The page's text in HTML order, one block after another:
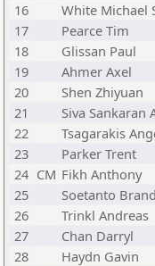
16
White Michael
17
Pearce Tim
18
Glissan Paul
19
Ahmer Axel
20
Shen Zhiyuan
21
Siva Sankaran
22
Tsagarakis
23
Parker Trent
24 CM Fikh Anthony
25
Soetanto
26
Trinkl Andreas
27
Chan Darryl
28
Haydn Gavin